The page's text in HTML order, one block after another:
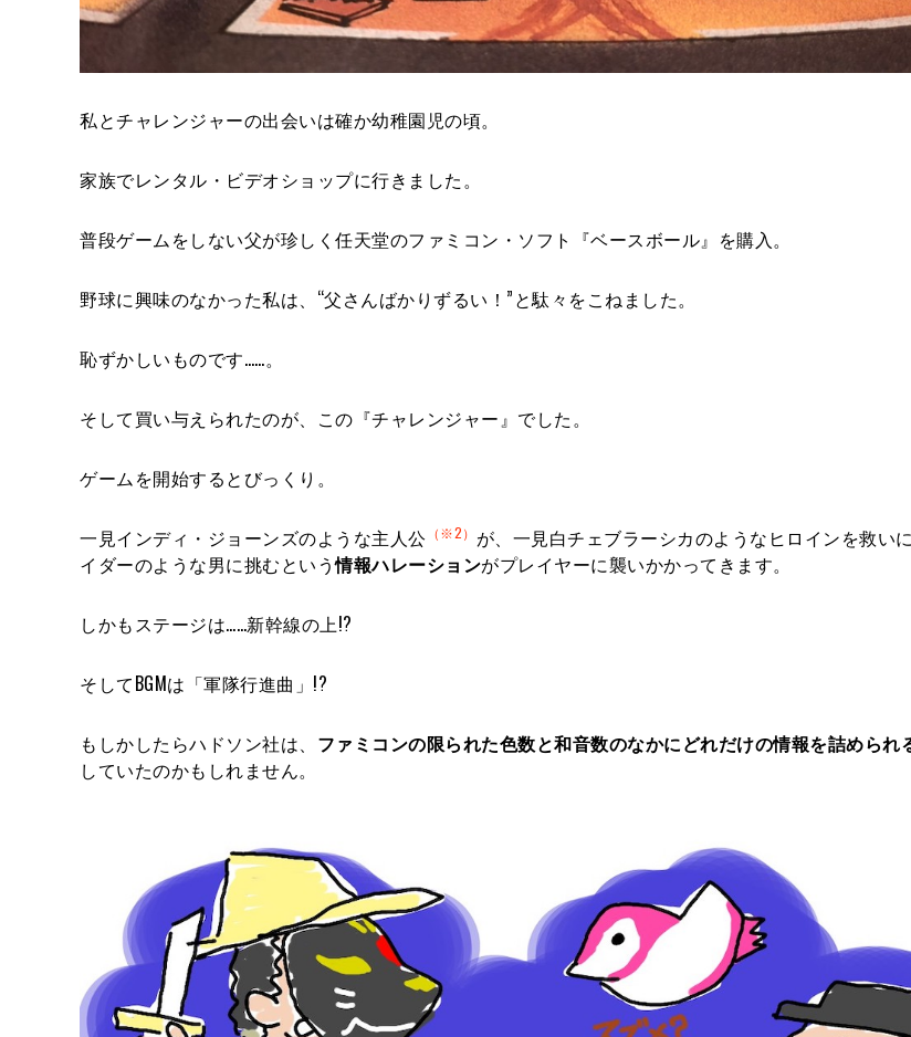
私とチャレンジャーの出会いは確か幼稚園児の頃。
家族でレンタル・ビデオショップに行きました。
普段ゲームをしない父が珍しく任天堂のファミコン・ソフト『ベースボール』を購入。
野球に興味のなかった私は、“父さんばかりずるい！”と駄々をこねました。
恥ずかしいものです……。
そして買い与えられたのが、この『チャレンジャー』でした。
ゲームを開始するとびっくり。
一見インディ・ジョーンズのような主人公 （※2） が、一見白チェブラーシカのようなヒロインを救い
イダーのような男に挑むという情報ハレーションがプレイヤーに襲いかかってきます。
しかもステージは……新幹線の上!?
そしてBGMは「軍隊行進曲」!?
もしかしたらハドソン社は、 ファミコンの限られた色数と和音数のなかにどれだけの情報を詰められ
していたのかもしれません。